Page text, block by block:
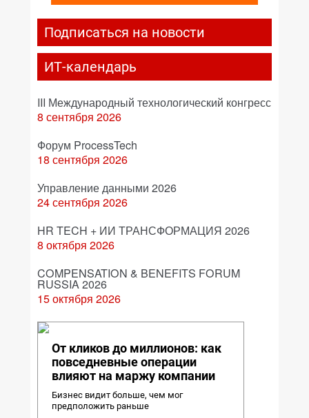
Подписаться на новости
ИТ-календарь
III Международный технологический конгресс
8 сентября 2026
Форум ProcessTech
18 сентября 2026
Управление данными 2026
24 сентября 2026
HR TECH + ИИ ТРАНСФОРМАЦИЯ 2026
8 октября 2026
COMPENSATION & BENEFITS FORUM
RUSSIA 2026
15 октября 2026
От кликов до миллионов: как
повседневные операции
влияют на маржу компании
Бизнес видит больше, чем мог
предположить раньше